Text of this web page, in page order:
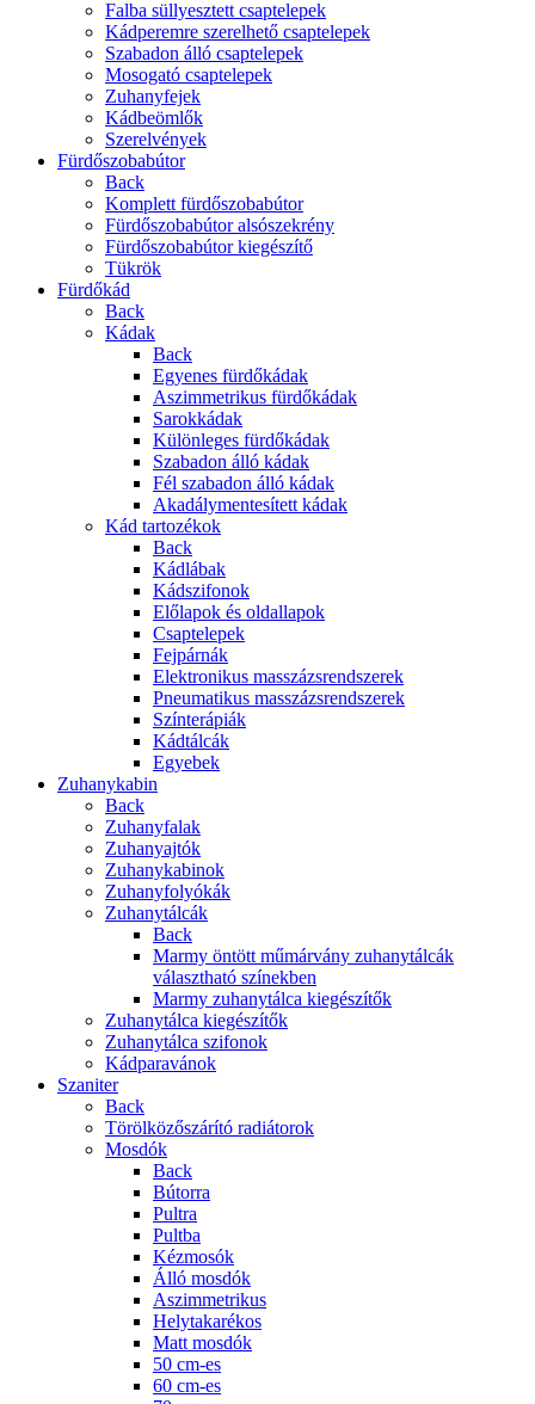
Falba süllyesztett csaptelepek
Kádperemre szerelhető csaptelepek
Szabadon álló csaptelepek
Mosogató csaptelepek
Zuhanyfejek
Kádbeömlők
Szerelvények
Fürdőszobabútor
Back
Komplett fürdőszobabútor
Fürdőszobabútor alsószekrény
Fürdőszobabútor kiegészítő
Tükrök
Fürdőkád
Back
Kádak
Back
Egyenes fürdőkádak
Aszimmetrikus fürdőkádak
Sarokkádak
Különleges fürdőkádak
Szabadon álló kádak
Fél szabadon álló kádak
Akadálymentesített kádak
Kád tartozékok
Back
Kádlábak
Kádszifonok
Előlapok és oldallapok
Csaptelepek
Fejpárnák
Elektronikus masszázsrendszerek
Pneumatikus masszázsrendszerek
Színterápiák
Kádtálcák
Egyebek
Zuhanykabin
Back
Zuhanyfalak
Zuhanyajtók
Zuhanykabinok
Zuhanyfolyókák
Zuhanytálcák
Back
Marmy öntött műmárvány zuhanytálcák
választható színekben
Marmy zuhanytálca kiegészítők
Zuhanytálca kiegészítők
Zuhanytálca szifonok
Kádparavánok
Szaniter
Back
Törölközőszárító radiátorok
Mosdók
Back
Bútorra
Pultra
Pultba
Kézmosók
Álló mosdók
Aszimmetrikus
Helytakarékos
Matt mosdók
50 cm-es
60 cm-es